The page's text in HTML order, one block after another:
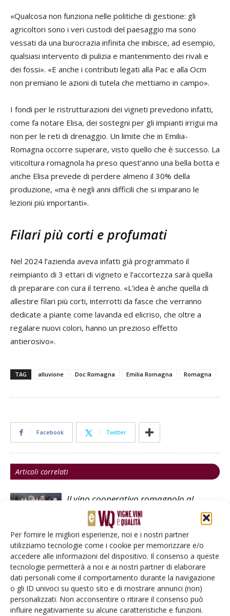
Per fornire le migliori esperienze, noi e i nostri partner
utilizziamo tecnologie come i cookie per memorizzare e/o
accedere alle informazioni del dispositivo. Il consenso a queste
tecnologie permetterà a noi e ai nostri partner di elaborare
dati personali come il comportamento durante la navigazione
o gli ID univoci su questo sito e di mostrare annunci (non)
personalizzati. Non acconsentire o ritirare il consenso può
influire negativamente su alcune caratteristiche e funzioni.
«Qualcosa non funziona nelle politiche di gestione: gli
agricoltori sono i veri custodi del paesaggio ma sono
vessati da una burocrazia infinita che inibisce, ad esempio,
qualsiasi intervento di pulizia e mantenimento dei rivali e
dei fossi». «E anche i contributi legati alla Pac e alla Ocm
non premiano le azioni di tutela che mettiamo in campo».
I fondi per le ristrutturazioni dei vigneti prevedono infatti,
come fa notare Elisa, dei sostegni per gli impianti irrigui ma
non per le reti di drenaggio. Un limite che in Emilia-
Romagna occorre superare, visto quello che è successo. La
viticoltura romagnola ha preso quest’anno una bella botta e
anche Elisa prevede di perdere almeno il 30% della
produzione, «ma è negli anni difficili che si imparano le
lezioni più importanti».
Filari più corti e profumati
Nel 2024 l’azienda aveva infatti già programmato il
reimpianto di 3 ettari di vigneto e l’accortezza sarà quella
di preparare con cura il terreno. «L’idea è anche quella di
allestire filari più corti, interrotti da fasce che verranno
dedicate a piante come lavanda ed elicriso, che oltre a
regalare nuovi colori, hanno un prezioso effetto
antierosivo».
TAG alluvione Doc Romagna Emilia Romagna Romagna
Facebook Twitter
Articoli correlati
Il vino cooperativo romagnolo al
Vinitaly, export e innovazione in
evidenza
L’UE inserisce i vini emiliani nel registro
delle Dop
Caviro chiude in bellezza un anno
difficile